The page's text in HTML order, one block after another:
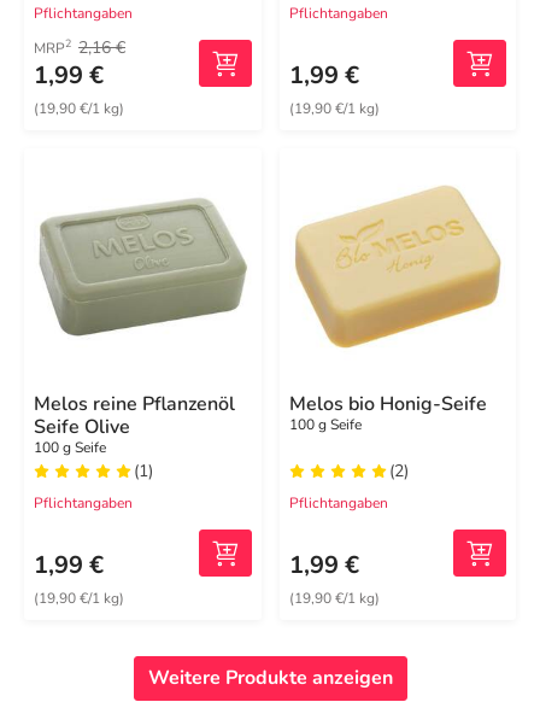
Pflichtangaben
MRP2 2,16 €
1,99 €
(19,90 €/1 kg)
Pflichtangaben
1,99 €
(19,90 €/1 kg)
Melos reine Pflanzenöl
Seife Olive
100 g Seife
(1)
Pflichtangaben
1,99 €
(19,90 €/1 kg)
Melos bio Honig-Seife
100 g Seife
(2)
Pflichtangaben
1,99 €
(19,90 €/1 kg)
Weitere Produkte anzeigen